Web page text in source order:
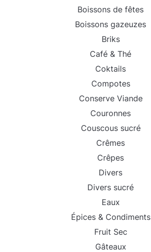
Boissons de fêtes
Boissons gazeuzes
Briks
Café & Thé
Coktails
Compotes
Conserve Viande
Couronnes
Couscous sucré
Crêmes
Crêpes
Divers
Divers sucré
Eaux
Épices & Condiments
Fruit Sec
Gâteaux